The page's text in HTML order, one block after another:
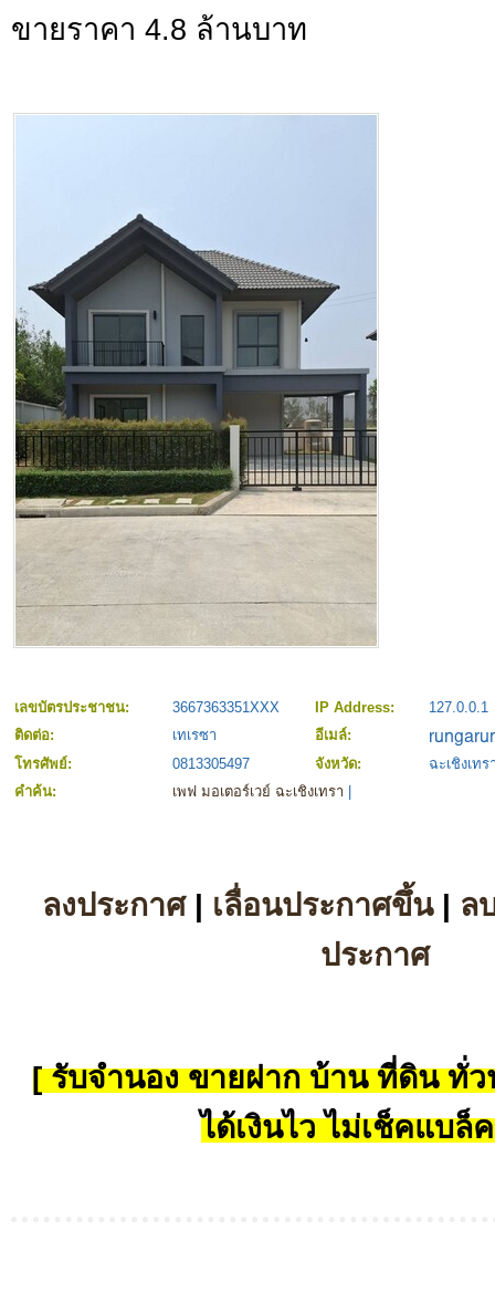
ขายราคา 4.8 ล้านบาท
เลขบัตรประชาชน: 3667363351XXX IP Address:
127.0.0.1
ติดต่อ:
เทเรซา
อีเมล์:
โทรศัพย์:
0813305497 จังหวัด:
ฉะเชิงเทร
คำค้น:
เพฟ มอเตอร์เวย์ ฉะเชิงเทรา
ลงประกาศ| เลื่อนประกาศขึ้น| ล
ประกาศ
[ รับจำนอง ขายฝาก บ้าน ที่ดิน ทั่ว
ได้เงินไว ไม่เช็คแบล็